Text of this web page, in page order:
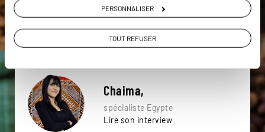
PERSONNALISER
TOUT REFUSER
Grand Musée Egyptien
Chaima,
spécialiste Egypte
Lire son interview